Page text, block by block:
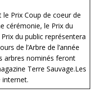
le Prix Coup de coeur de
cérémonie, le Prix du
du public représentera
de l’Arbre de l’année
arbres nominés feront
Terre Sauvage.Les
internet.